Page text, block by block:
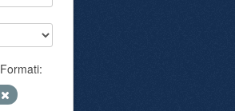
Formati: